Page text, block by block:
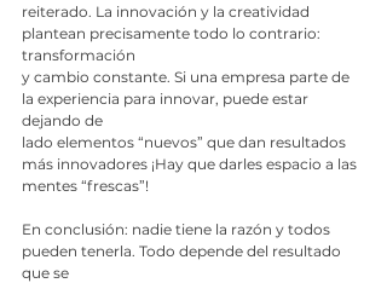
reiterado. La innovación y la creatividad
plantean precisamente todo lo contrario:
transformación
y cambio constante. Si una empresa parte de
la experiencia para innovar, puede estar
dejando de
lado elementos “nuevos” que dan resultados
más innovadores ¡Hay que darles espacio a las
mentes “frescas”!
En conclusión: nadie tiene la razón y todos
pueden tenerla. Todo depende del resultado
que se